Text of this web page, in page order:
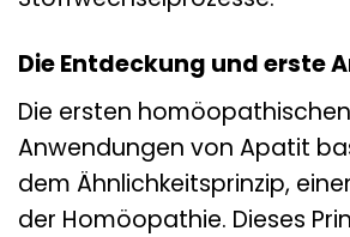
Die Entdeckung und erste
Die ersten homöopathischen
Anwendungen von Apatit
dem Ähnlichkeitsprinzip,
der Homöopathie. Dieses